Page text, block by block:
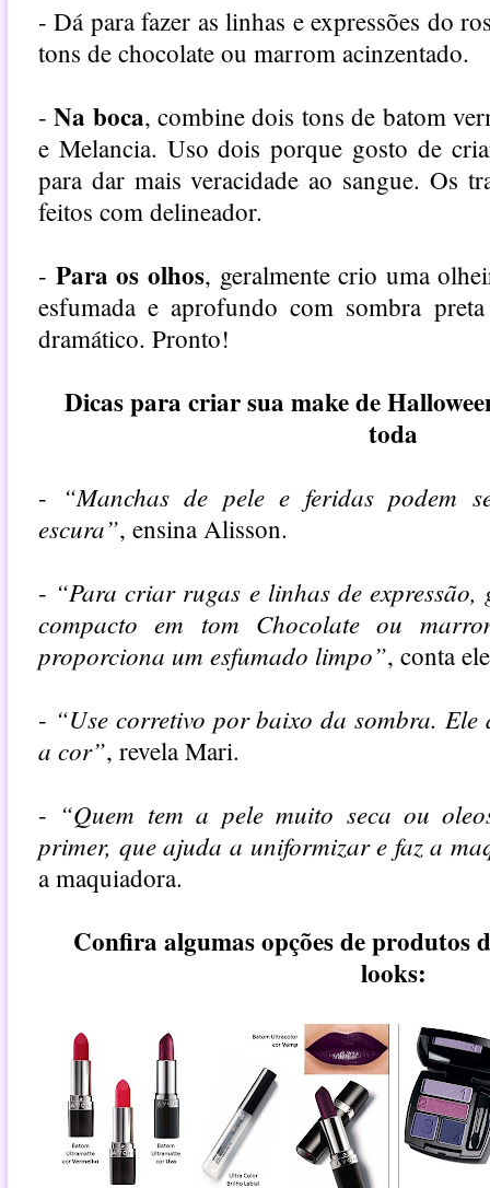
- Dá para fazer as linhas e expressões do
tons de chocolate ou marrom acinzentado.
-Na boca, combine dois tons de batom
e Melancia. Uso dois porque gosto de
para dar mais veracidade ao sangue. Os
feitos com delineador.
- Para os olhos, geralmente crio uma
esfumada e aprofundo com sombra
dramático. Pronto!
Dicas para criar sua make de
toda
- “Manchas de pele e feridas podem
escura”, ensina Alisson.
- “Para criar rugas e linhas de
compacto em tom Chocolate ou
proporciona um esfumado limpo”, conta
- “Use corretivo por baixo da sombra.
a cor”, revela Mari.
- “Quem tem a pele muito seca ou
primer, que ajuda a uniformizar e faz a
a maquiadora.
Confira algumas opções de produtos
looks: